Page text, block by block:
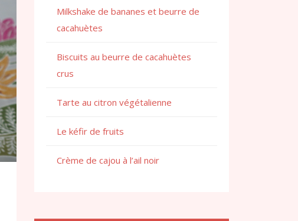
Milkshake de bananes et beurre de
cacahuètes
Biscuits au beurre de cacahuètes
crus
Tarte au citron végétalienne
Le kéfir de fruits
Crème de cajou à l’ail noir